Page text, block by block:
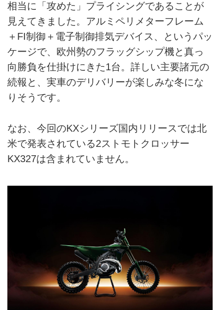
相当に「攻めた」プライシングであることが
見えてきました。アルミペリメターフレーム
＋FI制御＋電子制御排気デバイス、というパッ
ケージで、欧州勢のフラッグシップ機と真っ
向勝負を仕掛けにきた1台。詳しい主要諸元の
続報と、実車のデリバリーが楽しみな冬にな
りそうです。
なお、今回のKXシリーズ国内リリースでは北
米で発表されている2ストモトクロッサー
KX327は含まれていません。